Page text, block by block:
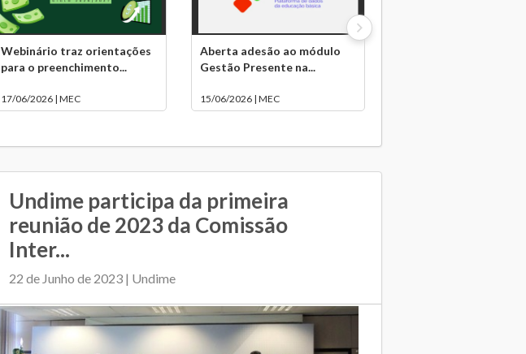
Webinário traz orientações
para o preenchimento...
17/06/2026 | MEC
Aberta adesão ao módulo
Gestão Presente na...
15/06/2026 | MEC
Undime participa da primeira
reunião de 2023 da Comissão
Inter...
22 de Junho de 2023 | Undime